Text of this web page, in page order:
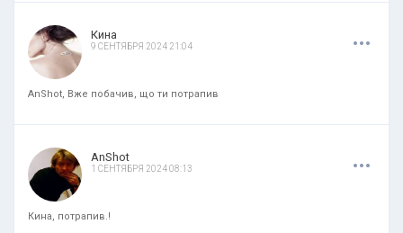
Кина
9 СЕНТЯБРЯ 2024 21:04 ...
AnShot, Вже побачив, що ти потрапив
AnShot
1 СЕНТЯБРЯ 2024 08:13 ...
Кина, потрапив.!